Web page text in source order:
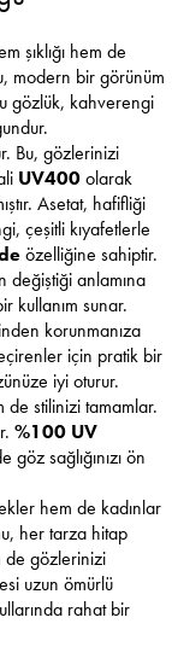
şıklığı hem de
modern bir görünüm
gözlük, kahverengi
Bu, gözlerinizi
UV400olarak
Asetat, hafifliği
çeşitli kıyafetlerle
özelliğine sahiptir.
değiştiği anlamına
kullanım sunar.
korunmanıza
için pratik bir
iyi oturur.
stilinizi tamamlar.
%100 UV
sağlığınızı ön
hem de kadınlar
her tarza hitap
de gözlerinizi
uzun ömürlü
rahat bir